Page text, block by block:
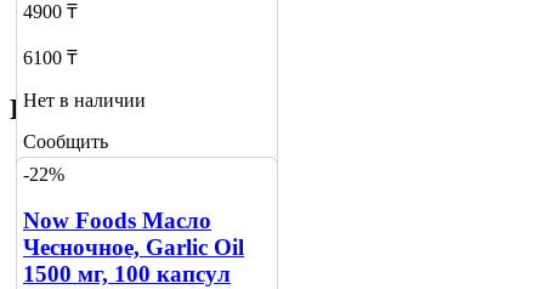
4900 ₸
6100 ₸
Нет в наличии
Сообщить
о наличии
Похожие товары
-22%
Now Foods Масло
Чесночное, Garlic Oil
1500 мг, 100 капсул